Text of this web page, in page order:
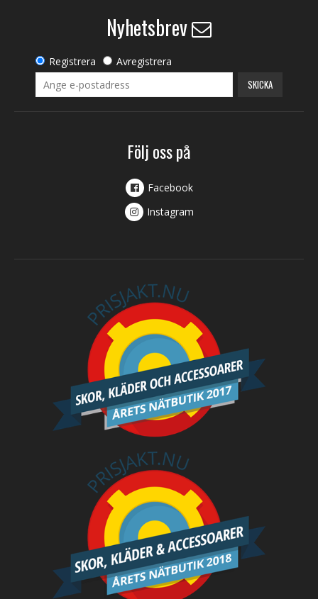
Nyhetsbrev
Registrera Avregistrera
SKICKA
Följ oss på
Facebook
Instagram